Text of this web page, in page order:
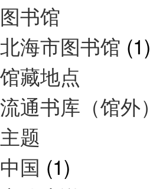
图书馆
北海市图书馆 (1)
馆藏地点
流通书库（馆外）
主题
中国 (1)